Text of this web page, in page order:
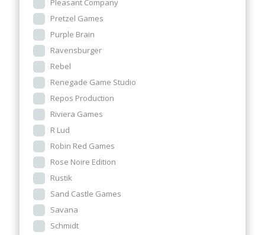
Pretzel Games
Purple Brain
Ravensburger
Rebel
Renegade Game Studio
Repos Production
Riviera Games
R Lud
Robin Red Games
Rose Noire Edition
Rustik
Sand Castle Games
Savana
Schmidt